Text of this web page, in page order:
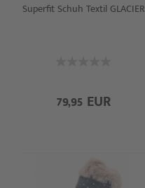
Superfit Schuh Textil GLACIER
79,95 EUR